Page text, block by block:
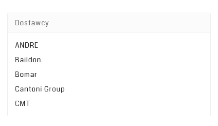
Dostawcy
ANDRE
Baildon
Bomar
Cantoni Group
CMT